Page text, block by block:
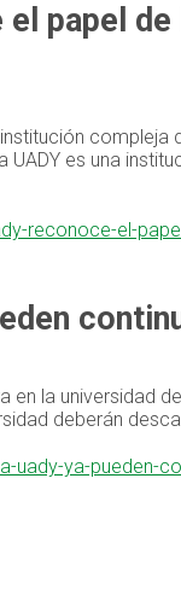
papel
es una
reconoce-el-
en la universidad
deberán
uady-ya-pueden-